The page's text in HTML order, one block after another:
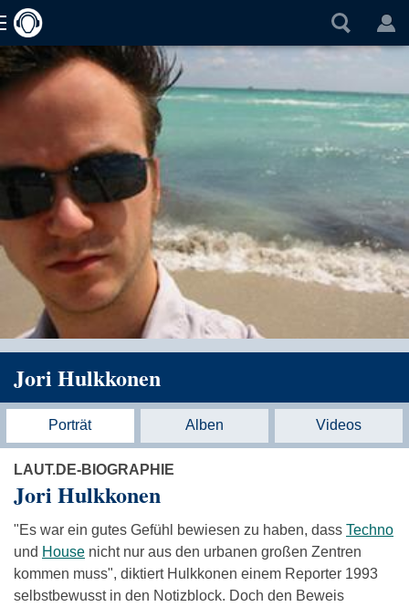
Jori Hulkkonen
Porträt Alben Videos
LAUT.DE-BIOGRAPHIE
Jori Hulkkonen
"Es war ein gutes Gefühl bewiesen zu haben, dass Techno
und House nicht nur aus den urbanen großen Zentren
kommen muss", diktiert Hulkkonen einem Reporter 1993
selbstbewusst in den Notizblock. Doch den Beweis